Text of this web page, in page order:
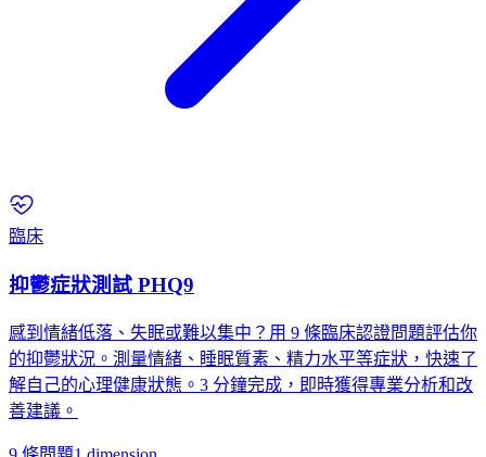
臨床
抑鬱症狀測試 PHQ9
感到情緒低落、失眠或難以集中？用 9 條臨床認證問題評估你
的抑鬱狀況。測量情緒、睡眠質素、精力水平等症狀，快速了
解自己的心理健康狀態。3 分鐘完成，即時獲得專業分析和改
善建議。